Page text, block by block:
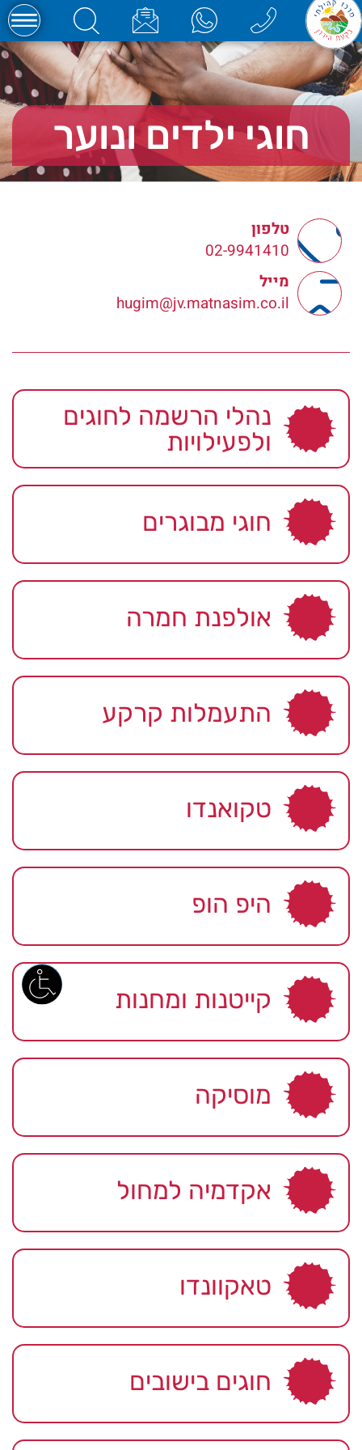
חוגי ילדים ונוער
טלפון
02-9941410
מייל
hugim@jv.matnasim.co.il
נהלי הרשמה לחוגים
ולפעילויות
חוגי מבוגרים
אולפנת חמרה
התעמלות קרקע
טקואנדו
היפ הופ
קייטנות ומחנות
מוסיקה
אקדמיה למחול
טאקוונדו
חוגים בישובים